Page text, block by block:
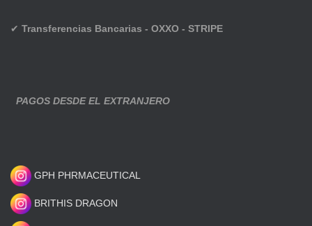
✔ Transferencias Bancarias - OXXO - STRIPE
PAGOS DESDE EL EXTRANJERO
GPH PHRMACEUTICAL
BRITHIS DRAGON